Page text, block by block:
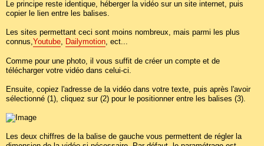
Le principe reste identique, héberger la vidéo sur un site internet, puis
copier le lien entre les balises.
Les sites permettant ceci sont moins nombreux, mais parmi les plus
connus, Youtube Dailymotion , ect...
Comme pour une photo, il vous suffit de créer un compte et de
télécharger votre vidéo dans celui-ci.
Ensuite, copiez l'adresse de la vidéo dans votre texte, puis après l'avoir
sélectionné (1), cliquez sur (2) pour le positionner entre les balises (3).
Les deux chiffres de la balise de gauche vous permettent de régler la